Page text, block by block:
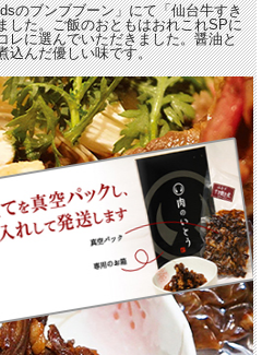
のブンブブーン」にて「仙台牛すき
した。ご飯のおともはおれこれSPに
レに選んでいただきました。醤油と
込んだ優しい味です。